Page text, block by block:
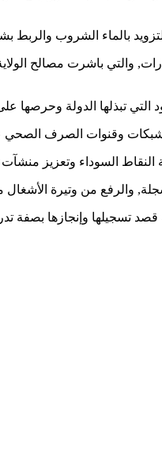
بالماء الشروب والربط
تبذلها الدولة وحرصها
وقنوات الصرف الصحي
السوداء وتعزيز
والرفع من وتيرة
وإنجازها بصفة